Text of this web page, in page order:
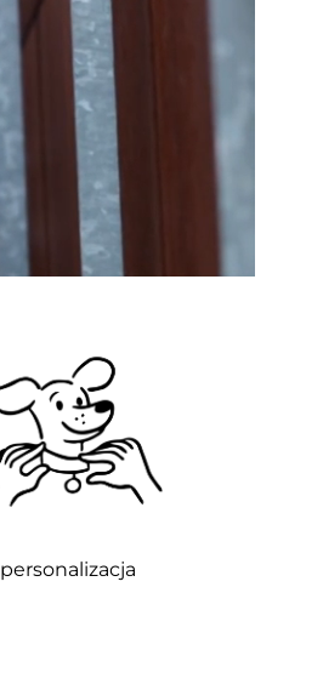
personalizacja